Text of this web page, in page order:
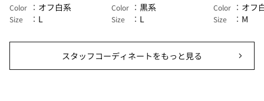
Color オフ白系
Size L
Color 黒系
Size L
Color オフ
Size M
スタッフコーディネートをもっと見る